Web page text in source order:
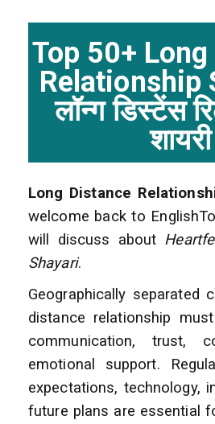
Top 50+
Relationship
लॉन्ग डिस्टेंस
शायरी
Long Distance
welcome back to
will discuss about
Shayari.
Geographically separated
distance relationship
communication, trust,
emotional support.
expectations, technology,
future plans are essential